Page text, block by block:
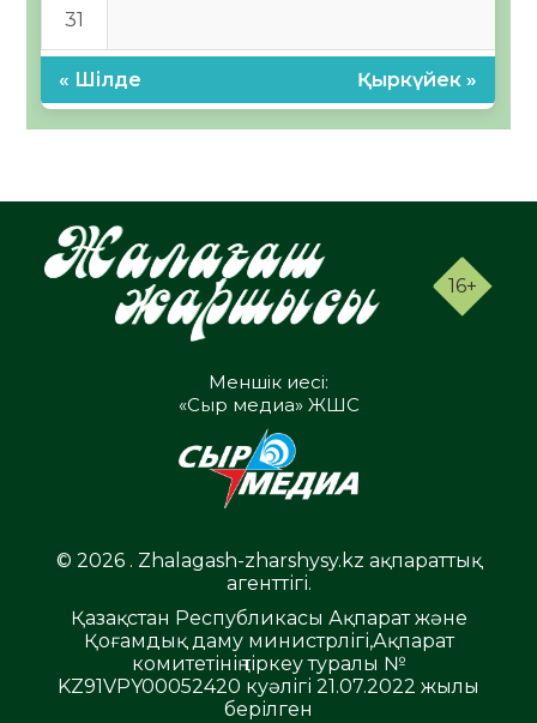
31
« Шілде Қыркүйек »
16+
Меншік иесі:
«Сыр медиа» ЖШС
© 2026 . Zhalagash-zharshysy.kz ақпараттық
агенттігі.
Қазақстан Республикасы Ақпарат және
Қоғамдық даму министрлігі,Ақпарат
комитетінің тіркеу туралы №
KZ91VPY00052420 куәлігі 21.07.2022 жылы
берілген